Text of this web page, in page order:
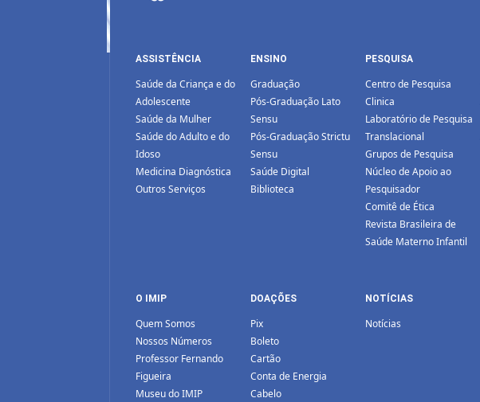
ASSISTÊNCIA
Saúde da Criança e do
Adolescente
Saúde da Mulher
Saúde do Adulto e do
Idoso
Medicina Diagnóstica
Outros Serviços
ENSINO
Graduação
Pós-Graduação Lato
Sensu
Pós-Graduação Strictu
Sensu
Saúde Digital
Biblioteca
PESQUISA
Centro de Pesquisa
Clinica
Laboratório de Pesquisa
Translacional
Grupos de Pesquisa
Núcleo de Apoio ao
Pesquisador
Comitê de Ética
Revista Brasileira de
Saúde Materno Infantil
O IMIP
Quem Somos
Nossos Números
Professor Fernando
Figueira
Museu do IMIP
DOAÇÕES
Pix
Boleto
Cartão
Conta de Energia
Cabelo
NOTÍCIAS
Notícias